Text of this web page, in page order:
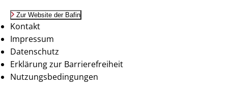
Zur Website der Bafin
Kontakt
Impressum
Datenschutz
Erklärung zur Barrierefreiheit
Nutzungsbedingungen